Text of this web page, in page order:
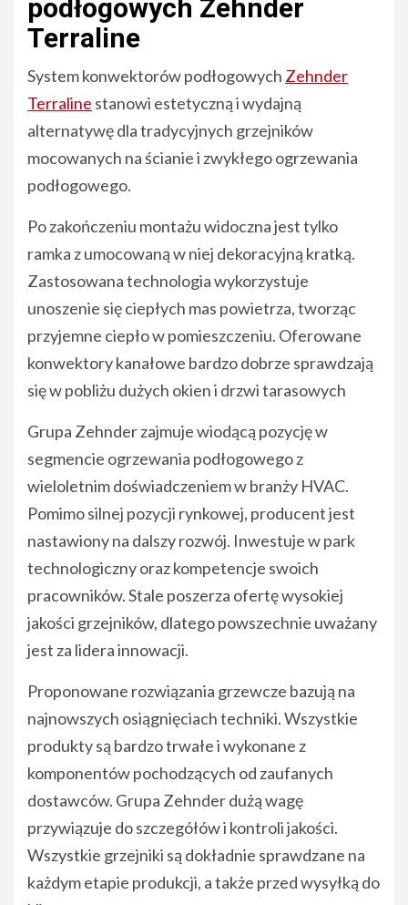
podłogowych Zehnder
Terraline
System konwektorów podłogowych Zehnder
Terraline stanowi estetyczną i wydajną
alternatywę dla tradycyjnych grzejników
mocowanych na ścianie i zwykłego ogrzewania
podłogowego.
Po zakończeniu montażu widoczna jest tylko
ramka z umocowaną w niej dekoracyjną kratką.
Zastosowana technologia wykorzystuje
unoszenie się ciepłych mas powietrza, tworząc
przyjemne ciepło w pomieszczeniu. Oferowane
konwektory kanałowe bardzo dobrze sprawdzają
się w pobliżu dużych okien i drzwi tarasowych
Grupa Zehnder zajmuje wiodącą pozycję w
segmencie ogrzewania podłogowego z
wieloletnim doświadczeniem w branży HVAC.
Pomimo silnej pozycji rynkowej, producent jest
nastawiony na dalszy rozwój. Inwestuje w park
technologiczny oraz kompetencje swoich
pracowników. Stale poszerza ofertę wysokiej
jakości grzejników, dlatego powszechnie uważany
jest za lidera innowacji.
Proponowane rozwiązania grzewcze bazują na
najnowszych osiągnięciach techniki. Wszystkie
produkty są bardzo trwałe i wykonane z
komponentów pochodzących od zaufanych
dostawców. Grupa Zehnder dużą wagę
przywiązuje do szczegółów i kontroli jakości.
Wszystkie grzejniki są dokładnie sprawdzane na
każdym etapie produkcji, a także przed wysyłką do